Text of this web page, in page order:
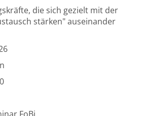
die sich gezielt mit der
stärken" auseinander